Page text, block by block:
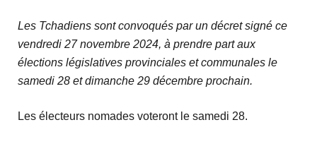
Les Tchadiens sont convoqués par un décret signé ce
vendredi 27 novembre 2024, à prendre part aux
élections législatives provinciales et communales le
samedi 28 et dimanche 29 décembre prochain.
Les électeurs nomades voteront le samedi 28.